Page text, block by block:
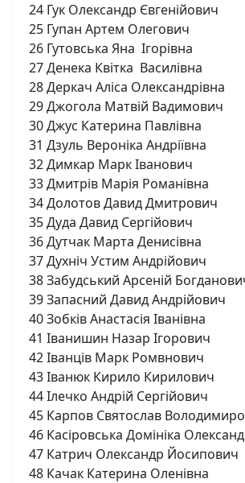
24 Гук Олександр Євгенійович
25 Гупан Артем Олегович
26 Гутовська Яна Ігорівна
27 Денека Квітка Василівна
28 Деркач Аліса Олександрівна
29 Джогола Матвій Вадимович
30 Джус Катерина Павлівна
31 Дзуль Вероніка Андріївна
32 Димкар Марк Іванович
33 Дмитрів Марія Романівна
34 Долотов Давид Дмитрович
35 Дуда Давид Сергійович
36 Дутчак Марта Денисівна
37 Духніч Устим Андрійович
38 Забудський Арсеній
39 Запасний Давид Андрійович
40 Зобків Анастасія Іванівна
41 Іванишин Назар Ігорович
42 Іванців Марк Ромвнович
43 Іванюк Кирило Кирилович
44 Ілечко Андрій Сергійович
45 Карпов Святослав
46 Касіровська Домініка
47 Катрич Олександр Йосипович
48 Качак Катерина Оленівна